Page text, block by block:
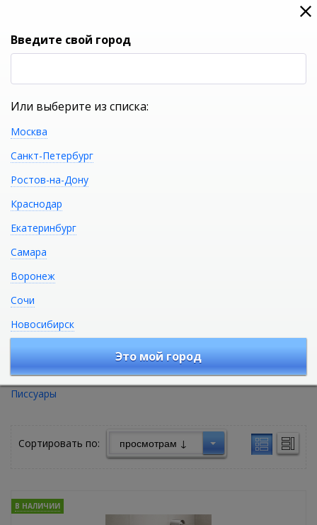
0
Санфаянс и Керамика
Унитазы и компакты Умывальники и раковины
Биде
Писсуары
Сортировать по:
В НАЛИЧИИ
Введите свой город
Или выберите из списка:
Москва
Санкт-Петербург
Ростов-на-Дону
Краснодар
Екатеринбург
Самара
Воронеж
Сочи
Новосибирск
Это мой город